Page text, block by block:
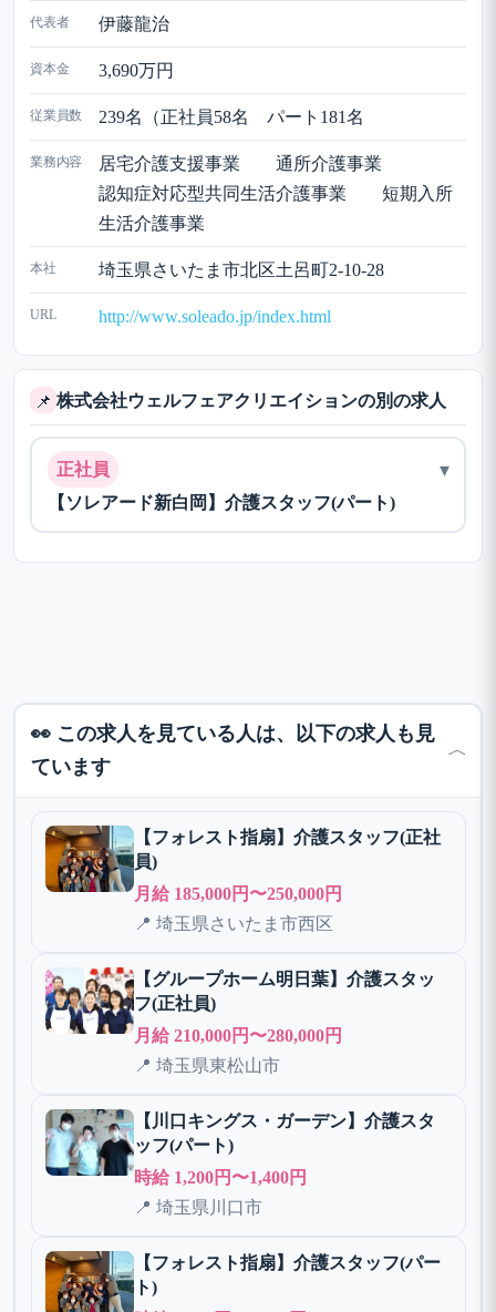
代表者 伊藤龍治
資本金 3,690万円
従業員数 239名（正社員58名 パート181名
業務内容
居宅介護支援事業 通所介護事業
認知症対応型共同生活介護事業 短期入所
生活介護事業
本社 埼玉県さいたま市北区土呂町2-10-28
URL http://www.soleado.jp/index.html
📌 株式会社ウェルフェアクリエイションの別の求人
正社員
【ソレアード新白岡】介護スタッフ(パート)
▾
👀 この求人を見ている人は、以下の求人も見
ています
﹀
【フォレスト指扇】介護スタッフ(正社
員)
月給 185,000円〜250,000円
📍 埼玉県さいたま市西区
【グループホーム明日葉】介護スタッ
フ(正社員)
月給 210,000円〜280,000円
📍 埼玉県東松山市
【川口キングス・ガーデン】介護スタ
ッフ(パート)
時給 1,200円〜1,400円
📍 埼玉県川口市
【フォレスト指扇】介護スタッフ(パー
ト)